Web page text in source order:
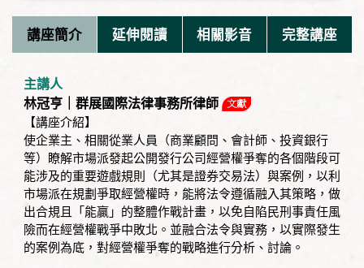
講座簡介 延伸閱讀 相關影音 完整講座
主講人
林冠亨｜群展國際法律事務所律師
【講座介紹】
使企業主、相關從業人員（商業顧問、會計師、投資銀行
等）瞭解市場派發起公開發行公司經營權爭奪的各個階段可
能涉及的重要遊戲規則（尤其是證券交易法）與案例，以利
市場派在規劃爭取經營權時，能將法令遵循融入其策略，做
出合規且「能贏」的整體作戰計畫，以免自陷民刑事責任風
險而在經營權戰爭中敗北。並融合法令與實務，以實際發生
的案例為底，對經營權爭奪的戰略進行分析、討論。